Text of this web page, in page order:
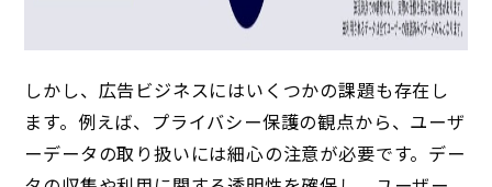
しかし、広告ビジネスにはいくつかの課題も存在し
ます。例えば、プライバシー保護の観点から、ユーザ
ーデータの取り扱いには細心の注意が必要です。デー